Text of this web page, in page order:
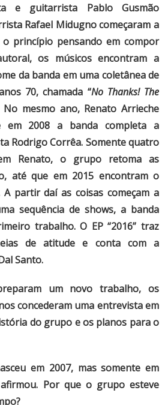
e guitarrista Pablo Gusmão
Rafael Midugno começaram a
princípio pensando em compor
os músicos encontram a
da banda em uma coletânea de
70, chamada “No Thanks! The
No mesmo ano, Renato Arrieche
em 2008 a banda completa a
Rodrigo Corrêa. Somente quatro
Renato, o grupo retoma as
até que em 2015 encontram o
partir daí as coisas começam a
sequência de shows, a banda
trabalho. O EP “2016” traz
de atitude e conta com a
Santo.
um novo trabalho, os
concederam uma entrevista em
do grupo e os planos para o
em 2007, mas somente em
Por que o grupo esteve